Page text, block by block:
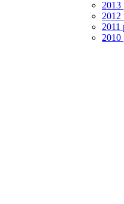
2013
2012
2011
2010